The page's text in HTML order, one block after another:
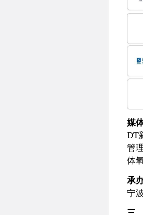
媒
DT
管
体
承
宁